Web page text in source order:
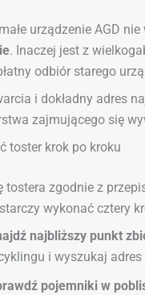
urządzenie AGD
. Inaczej jest z
odbiór starego
i dokładny adres
zajmującego się
toster krok po kroku
tostera zgodnie z
wykonać cztery
najbliższy punkt
i wyszukaj
pojemniki w